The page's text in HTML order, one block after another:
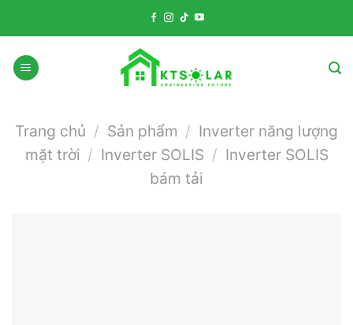
Trang chủ / Sản phẩm / Inverter năng lượng
mặt trời / Inverter SOLIS / Inverter SOLIS
bám tải